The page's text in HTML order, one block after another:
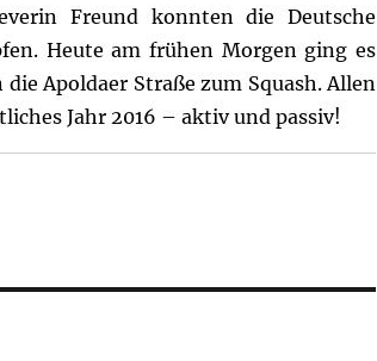
Freund konnten die Deutsche
Heute am frühen Morgen ging es
Apoldaer Straße zum Squash. Allen
Jahr 2016 – aktiv und passiv!